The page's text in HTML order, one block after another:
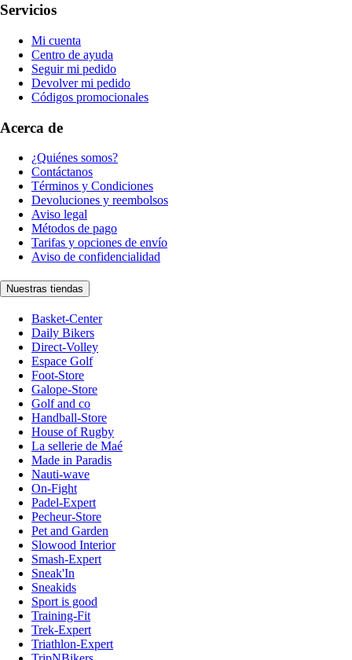
Servicios
Mi cuenta
Centro de ayuda
Seguir mi pedido
Devolver mi pedido
Códigos promocionales
Acerca de
¿Quiénes somos?
Contáctanos
Términos y Condiciones
Devoluciones y reembolsos
Aviso legal
Métodos de pago
Tarifas y opciones de envío
Aviso de confidencialidad
Nuestras tiendas
Basket-Center
Daily Bikers
Direct-Volley
Espace Golf
Foot-Store
Galope-Store
Golf and co
Handball-Store
House of Rugby
La sellerie de Maé
Made in Paradis
Nauti-wave
On-Fight
Padel-Expert
Pecheur-Store
Pet and Garden
Slowood Interior
Smash-Expert
Sneak'In
Sneakids
Sport is good
Training-Fit
Trek-Expert
Triathlon-Expert